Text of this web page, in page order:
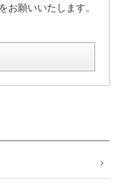
お願いいたします。